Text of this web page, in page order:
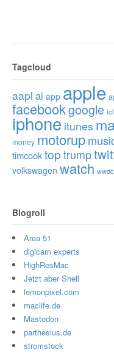
Tagcloud
aapl ai app apple
facebookgoogle
iphone itunes
money motorup
timcooktop trump
volkswagen watch wwdc
Blogroll
Area 51
digicam experts
HighResMac
Jetzt aber Shell
lemonpixel.com
maclife.de
Mastodon
parthesius.de
stromstock